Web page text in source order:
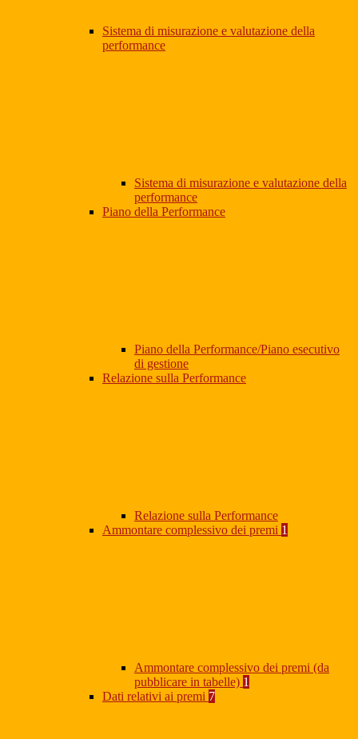
Sistema di misurazione e valutazione della
performance
Sistema di misurazione e valutazione della
performance
Piano della Performance
Piano della Performance/Piano esecutivo
di gestione
Relazione sulla Performance
Relazione sulla Performance
Ammontare complessivo dei premi 1
Ammontare complessivo dei premi (da
pubblicare in tabelle) 1
Dati relativi ai premi 7